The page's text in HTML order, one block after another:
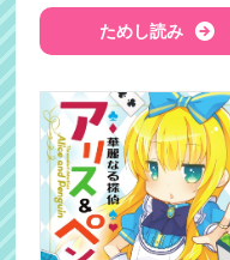
ためし読み